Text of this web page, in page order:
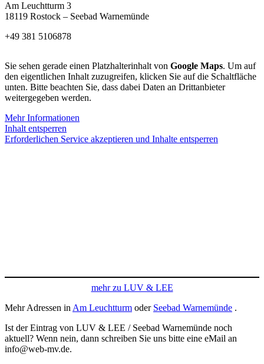
Am Leuchtturm 3
18119 Rostock – Seebad Warnemünde
+49 381 5106878
Sie sehen gerade einen Platzhalterinhalt von Google Maps. Um auf
den eigentlichen Inhalt zuzugreifen, klicken Sie auf die Schaltfläche
unten. Bitte beachten Sie, dass dabei Daten an Drittanbieter
weitergegeben werden.
Mehr Informationen
Inhalt entsperren
Erforderlichen Service akzeptieren und Inhalte entsperren
mehr zu LUV & LEE
Mehr Adressen in Am Leuchtturm oder Seebad Warnemünde .
Ist der Eintrag von LUV & LEE / Seebad Warnemünde noch
aktuell? Wenn nein, dann schreiben Sie uns bitte eine eMail an
info@web-mv.de.